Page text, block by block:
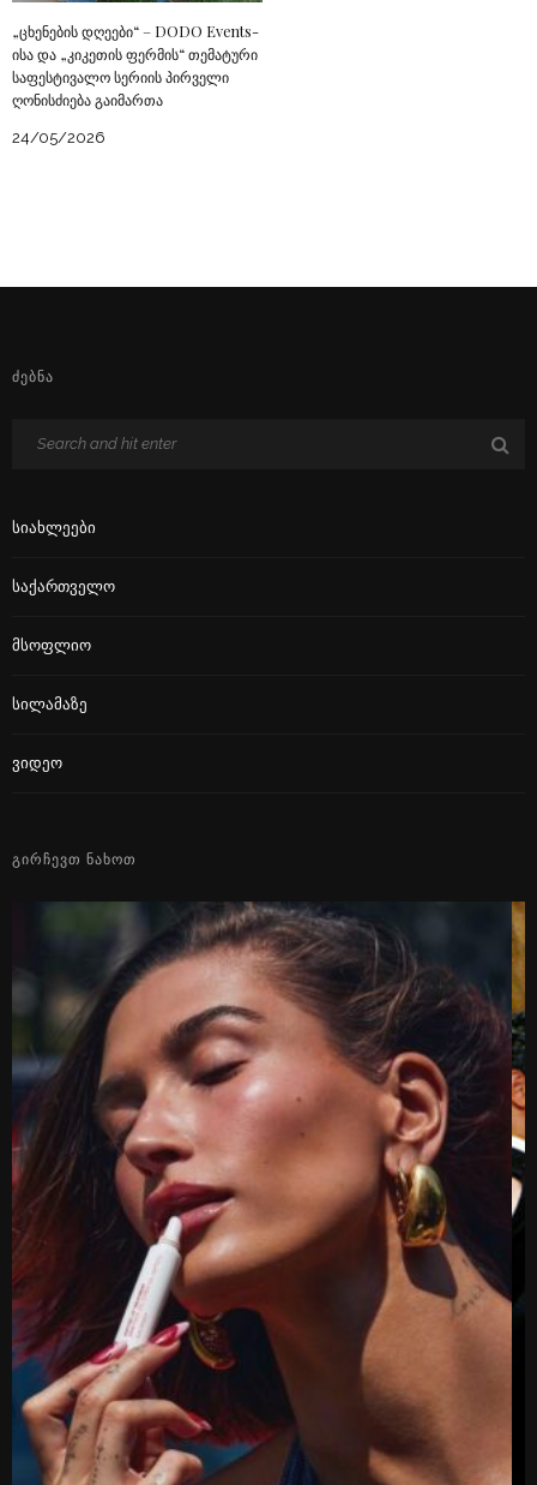
„ცხენების დღეები“ – DODO Events-
ისა და „კიკეთის ფერმის“ თემატური
საფესტივალო სერიის პირველი
ღონისძიება გაიმართა
24/05/2026
ᲫᲔᲑᲜᲐ
Სიახლეები
Საქართველო
Მსოფლიო
Სილამაზე
Ვიდეო
ᲒᲘᲠᲩᲔᲕᲗ ᲜᲐᲮᲝᲗ